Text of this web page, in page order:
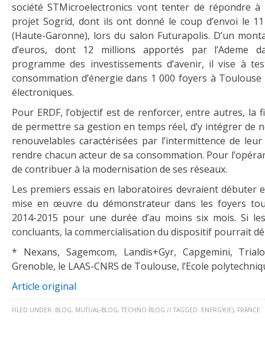
société STMicroelectronics vont tenter de répondre à
projet Sogrid, dont ils ont donné le coup d’envoi le
(Haute-Garonne), lors du salon Futurapolis. D’un
d’euros, dont 12 millions apportés par l’Ademe
programme des investissements d’avenir, il vise à
consommation d’énergie dans 1 000 foyers à
électroniques.
Pour ERDF, l’objectif est de renforcer, entre autres, la
de permettre sa gestion en temps réel, d’y intégrer de
renouvelables caractérisées par l’intermittence de
rendre chacun acteur de sa consommation. Pour
de contribuer à la modernisation de ses réseaux.
Les premiers essais en laboratoires devraient débuter
mise en œuvre du démonstrateur dans les foyers
2014-2015 pour une durée d’au moins six mois. Si
concluants, la commercialisation du dispositif pourrait
* Nexans, Sagemcom, Landis+Gyr, Capgemini,
Grenoble, le LAAS-CNRS de Toulouse, l’Ecole
Article original
FILED UNDER: BLOG, MUTUAL-BLOG, TECHNO-BLOG // TAGGED: ENERGY(IE), FRANCE